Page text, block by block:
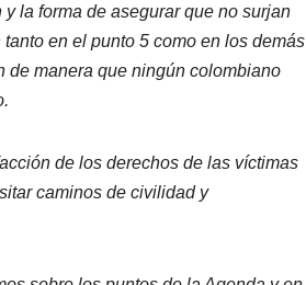
la forma de asegurar que no surjan
en el punto 5 como en los demás
de manera que ningún colombiano
de los derechos de las víctimas
caminos de civilidad y